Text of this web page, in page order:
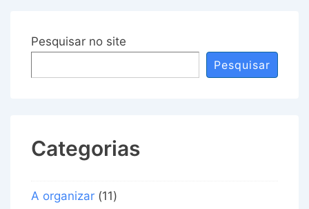
Pesquisar no site
Pesquisar
Categorias
A organizar (11)